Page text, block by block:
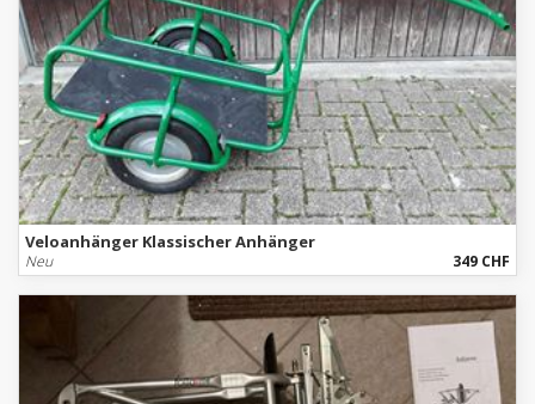
Veloanhänger Klassischer Anhänger
Neu 349 CHF